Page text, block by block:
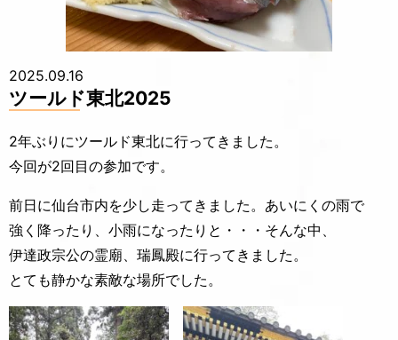
2025.09.16
ツールド東北2025
2年ぶりにツールド東北に行ってきました。
今回が2回目の参加です。
前日に仙台市内を少し走ってきました。あいにくの雨で
強く降ったり、小雨になったりと・・・そんな中、
伊達政宗公の霊廟、瑞鳳殿に行ってきました。
とても静かな素敵な場所でした。